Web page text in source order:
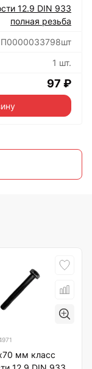
12.9 DIN 933
полная резьба
П0000033798шт
1 шт.
97 ₽
мм класс